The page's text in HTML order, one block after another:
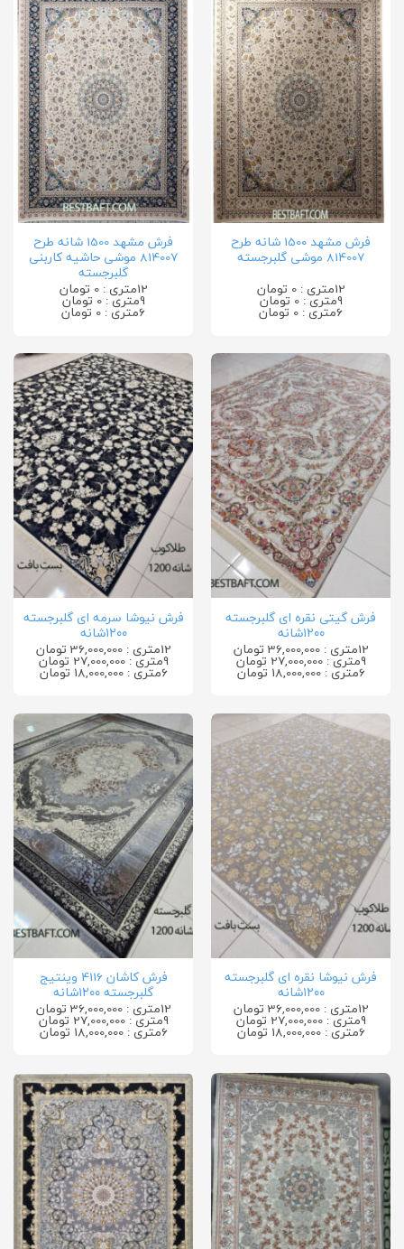
فرش مشهد 1500 شانه طرح
814007 موشی گلبرجسته
12متری : 0 تومان
9متری : 0 تومان
6متری : 0 تومان
فرش مشهد 1500 شانه طرح
814007 موشی حاشیه کاربنی
گلبرجسته
12متری : 0 تومان
9متری : 0 تومان
6متری : 0 تومان
فرش گیتی نقره ای گلبرجسته
۱۲۰۰شانه
12متری : 36,000,000 تومان
9متری : 27,000,000 تومان
6متری : 18,000,000 تومان
فرش نیوشا سرمه ای گلبرجسته
۱۲۰۰شانه
12متری : 36,000,000 تومان
9متری : 27,000,000 تومان
6متری : 18,000,000 تومان
فرش نیوشا نقره ای گلبرجسته
۱۲۰۰شانه
12متری : 36,000,000 تومان
9متری : 27,000,000 تومان
6متری : 18,000,000 تومان
فرش کاشان 4116 وینتیج
گلبرجسته ۱۲۰۰شانه
12متری : 36,000,000 تومان
9متری : 27,000,000 تومان
6متری : 18,000,000 تومان